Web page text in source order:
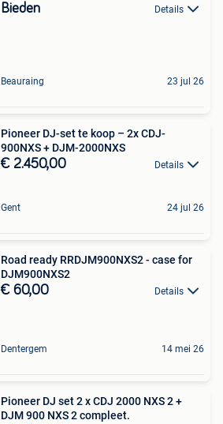
Bieden Details
Beauraing 23 jul 26
Pioneer DJ-set te koop – 2x CDJ-
900NXS + DJM-2000NXS
€ 2.450,00 Details
Gent 24 jul 26
Road ready RRDJM900NXS2 - case for
DJM900NXS2
€ 60,00 Details
Dentergem 14 mei 26
Pioneer DJ set 2 x CDJ 2000 NXS 2 +
DJM 900 NXS 2 compleet.